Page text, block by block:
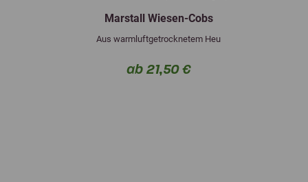
Marstall Wiesen-Cobs
Aus warmluftgetrocknetem Heu
ab 21,50 €